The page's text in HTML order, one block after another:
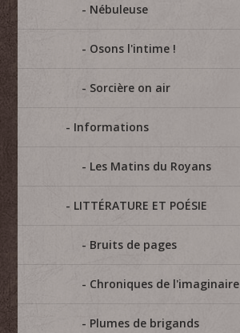
Nébuleuse
Osons l'intime !
Sorcière on air
Informations
Les Matins du Royans
LITTÉRATURE ET POÉSIE
Bruits de pages
Chroniques de l'imaginaire
Plumes de brigands